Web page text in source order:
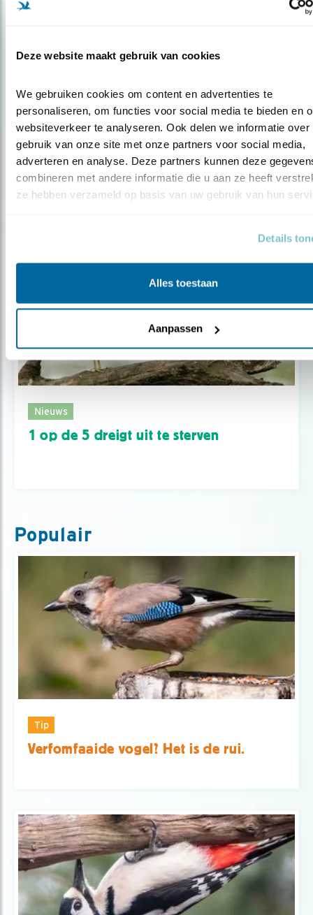
Deze website maakt gebruik van cookies
We gebruiken cookies om content en advertenties te
personaliseren, om functies voor social media te bieden en
websiteverkeer te analyseren. Ook delen we informatie over
gebruik van onze site met onze partners voor social media,
adverteren en analyse. Deze partners kunnen deze
combineren met andere informatie die u aan ze heeft
ze hebben verzameld op basis van uw gebruik van hun
Details
Alles toestaan
Aanpassen
Nieuws
Beleef de Lente gaat de boer op
Nieuws
1 op de 5 dreigt uit te sterven
Populair
Tip
Verfomfaaide vogel? Het is de rui.